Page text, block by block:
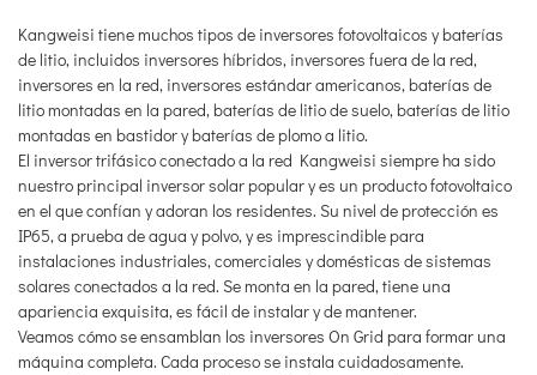
Kangweisi tiene muchos tipos de inversores fotovoltaicos y baterías
de litio, incluidos inversores híbridos, inversores fuera de la red,
inversores en la red, inversores estándar americanos, baterías de
litio montadas en la pared, baterías de litio de suelo, baterías de litio
montadas en bastidor y baterías de plomo a litio.
El inversor trifásico conectado a la red Kangweisi siempre ha sido
nuestro principal inversor solar popular y es un producto fotovoltaico
en el que confían y adoran los residentes. Su nivel de protección es
IP65, a prueba de agua y polvo, y es imprescindible para
instalaciones industriales, comerciales y domésticas de sistemas
solares conectados a la red. Se monta en la pared, tiene una
apariencia exquisita, es fácil de instalar y de mantener.
Veamos cómo se ensamblan los inversores On Grid para formar una
máquina completa. Cada proceso se instala cuidadosamente.